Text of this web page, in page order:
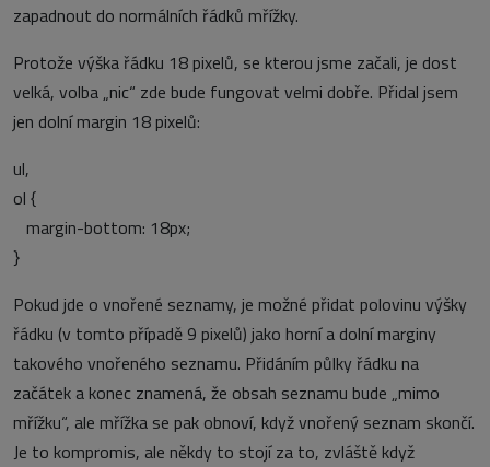
zapadnout do normálních řádků mřížky.
Protože výška řádku 18 pixelů, se kterou jsme začali, je dost
velká, volba „nic“ zde bude fungovat velmi dobře. Přidal jsem
jen dolní margin 18 pixelů:
ul,
ol {
margin-bottom: 18px;
}
Pokud jde o vnořené seznamy, je možné přidat polovinu výšky
řádku (v tomto případě 9 pixelů) jako horní a dolní marginy
takového vnořeného seznamu. Přidáním půlky řádku na
začátek a konec znamená, že obsah seznamu bude „mimo
mřížku“, ale mřížka se pak obnoví, když vnořený seznam skončí.
Je to kompromis, ale někdy to stojí za to, zvláště když